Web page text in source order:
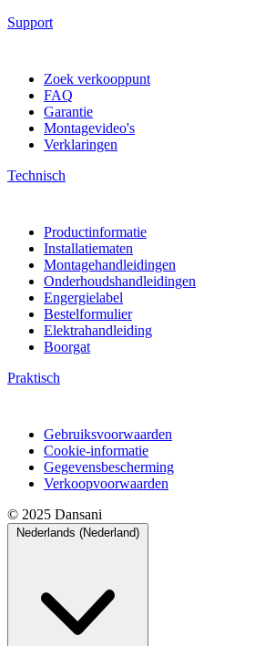
Support
Zoek verkooppunt
FAQ
Garantie
Montagevideo's
Verklaringen
Technisch
Productinformatie
Installatiematen
Montagehandleidingen
Onderhoudshandleidingen
Engergielabel
Bestelformulier
Elektrahandleiding
Boorgat
Praktisch
Gebruiksvoorwaarden
Cookie-informatie
Gegevensbescherming
Verkoopvoorwaarden
© 2025 Dansani
Nederlands (Nederland)